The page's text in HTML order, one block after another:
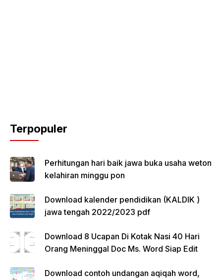
Terpopuler
Perhitungan hari baik jawa buka usaha weton
kelahiran minggu pon
Download kalender pendidikan (KALDIK )
jawa tengah 2022/2023 pdf
Download 8 Ucapan Di Kotak Nasi 40 Hari
Orang Meninggal Doc Ms. Word Siap Edit
Download contoh undangan aqiqah word,